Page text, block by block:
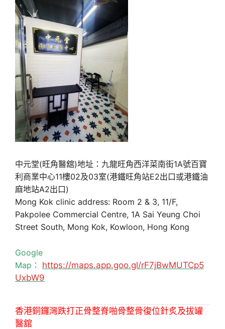
中元堂(旺角醫舘)地址：九龍旺角西洋菜南街1A號百寶
利商業中心11樓02及03室(港鐵旺角站E2出口或港鐵油
麻地站A2出口)
Mong Kok clinic address: Room 2 & 3, 11/F,
Pakpolee Commercial Centre, 1A Sai Yeung Choi
Street South, Mong Kok, Kowloon, Hong Kong
Google
Map： https://maps.app.goo.gl/rF7jBwMUTCp5
UxbW9
香港銅鑼灣跌打正骨整脊啪骨整骨復位針炙及拔罐
醫舘